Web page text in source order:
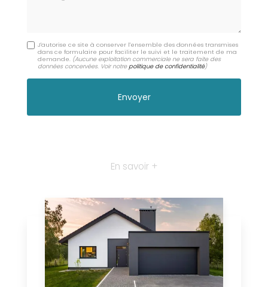
J'autorise ce site à conserver l'ensemble des données transmises
dans ce formulaire pour faciliter le suivi et le traitement de ma
demande. (Aucune exploitation commerciale ne sera faite des
données concervées. Voir notre politique de confidentialité)
En savoir +